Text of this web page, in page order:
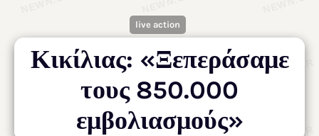
live action
Κικίλιας: «Ξεπεράσαμε
τους 850.000
εμβολιασμούς»